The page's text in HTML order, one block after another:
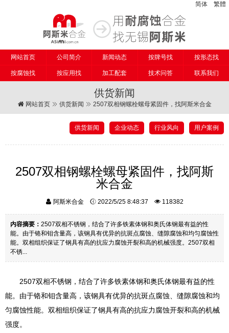
简体 繁體
网站首页 公司简介 新闻动态 按牌号找 按形态找
按腐蚀找 按应用找 加工配套 技术问答 联系我们
供货新闻
网站首页 供货新闻 2507双相钢螺栓螺母紧固件，找阿斯米合金
供货新闻 企业动态 行业风向 用户案例
2507双相钢螺栓螺母紧固件，找阿斯
米合金
阿斯米合金 2022/5/25 8:48:37 118382
内容摘要： 2507双相不锈钢，结合了许多铁素体钢和奥氏体钢最有益的性
能。由于铬和钼含量高，该钢具有优异的抗斑点腐蚀、缝隙腐蚀和均匀腐蚀性
能。双相组织保证了钢具有高的抗应力腐蚀开裂和高的机械强度。2507双相
不锈...
2507双相不锈钢，结合了许多铁素体钢和奥氏体钢最有益的性
能。由于铬和钼含量高，该钢具有优异的抗斑点腐蚀、缝隙腐蚀和均
匀腐蚀性能。双相组织保证了钢具有高的抗应力腐蚀开裂和高的机械
强度。